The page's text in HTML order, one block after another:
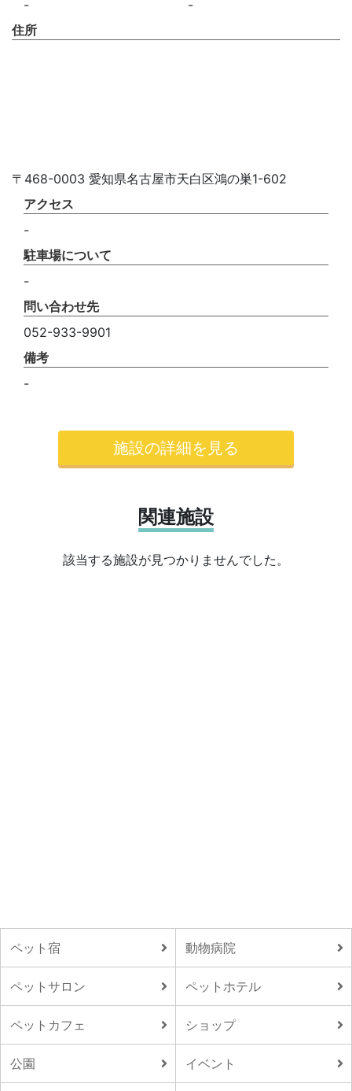
-
-
住所
〒468-0003 愛知県名古屋市天白区鴻の巣1-602
アクセス
-
駐車場について
-
問い合わせ先
052-933-9901
備考
-
施設の詳細を見る
関連施設
該当する施設が見つかりませんでした。
ペット宿 動物病院
ペットサロン ペットホテル
ペットカフェ ショップ
公園 イベント